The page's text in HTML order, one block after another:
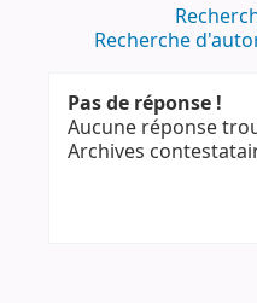
Recherche
Pas de réponse !
Aucune réponse
Archives